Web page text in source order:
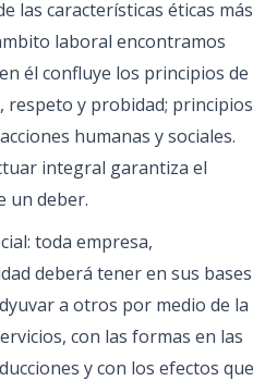
las características éticas más
laboral encontramos
él confluye los principios de
respeto y probidad; principios
humanas y sociales.
integral garantiza el
un deber.
toda empresa,
deberá tener en sus bases
a otros por medio de la
con las formas en las
y con los efectos que